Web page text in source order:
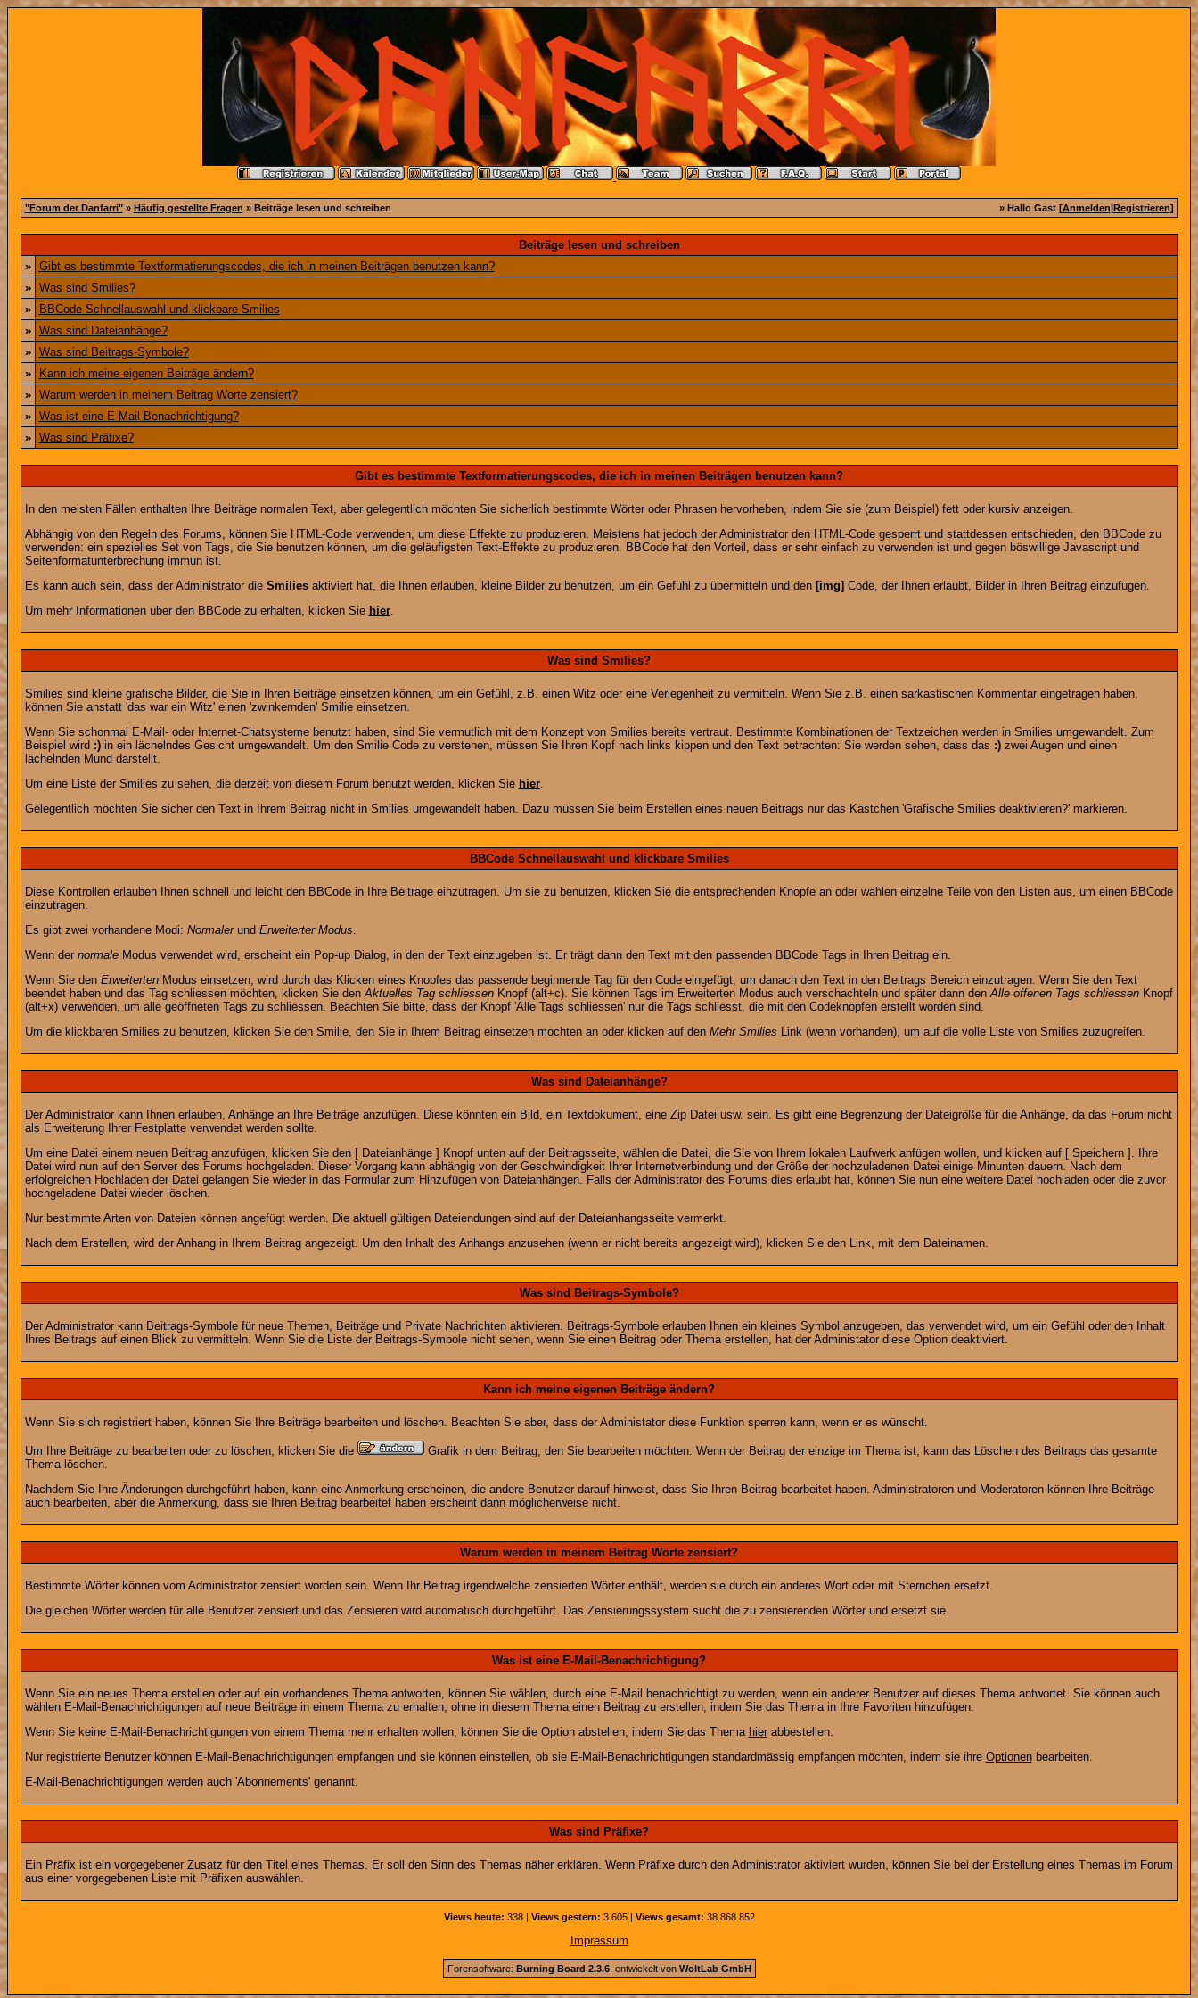
"Forum der Danfarri"» Häufig gestellte Fragen » Beiträge lesen und schreiben » Hallo Gast [Anmelden|Registrieren]
Beiträge lesen und schreiben
»
Gibt es bestimmte Textformatierungscodes, die ich in meinen Beiträgen benutzen kann?
»
Was sind Smilies?
»
BBCode Schnellauswahl und klickbare Smilies
»
Was sind Dateianhänge?
»
Was sind Beitrags-Symbole?
»
Kann ich meine eigenen Beiträge ändern?
»
Warum werden in meinem Beitrag Worte zensiert?
»
Was ist eine E-Mail-Benachrichtigung?
»
Was sind Präfixe?
Gibt es bestimmte Textformatierungscodes, die ich in meinen Beiträgen benutzen kann?
In den meisten Fällen enthalten Ihre Beiträge normalen Text, aber gelegentlich möchten Sie sicherlich bestimmte Wörter oder Phrasen hervorheben, indem Sie sie (zum Beispiel) fett oder kursiv anzeigen.
Abhängig von den Regeln des Forums, können Sie HTML-Code verwenden, um diese Effekte zu produzieren. Meistens hat jedoch der Administrator den HTML-Code gesperrt und stattdessen entschieden, den BBCode zu
verwenden: ein spezielles Set von Tags, die Sie benutzen können, um die geläufigsten Text-Effekte zu produzieren. BBCode hat den Vorteil, dass er sehr einfach zu verwenden ist und gegen böswillige Javascript und
Seitenformatunterbrechung immun ist.
Es kann auch sein, dass der Administrator die Smiliesaktiviert hat, die Ihnen erlauben, kleine Bilder zu benutzen, um ein Gefühl zu übermitteln und den [img] Code, der Ihnen erlaubt, Bilder in Ihren Beitrag einzufügen.
Um mehr Informationen über den BBCode zu erhalten, klicken Sie hier.
Was sind Smilies?
Smilies sind kleine grafische Bilder, die Sie in Ihren Beiträge einsetzen können, um ein Gefühl, z.B. einen Witz oder eine Verlegenheit zu vermitteln. Wenn Sie z.B. einen sarkastischen Kommentar eingetragen haben,
können Sie anstatt 'das war ein Witz' einen 'zwinkernden' Smilie einsetzen.
Wenn Sie schonmal E-Mail- oder Internet-Chatsysteme benutzt haben, sind Sie vermutlich mit dem Konzept von Smilies bereits vertraut. Bestimmte Kombinationen der Textzeichen werden in Smilies umgewandelt. Zum
Beispiel wird :)in ein lächelndes Gesicht umgewandelt. Um den Smilie Code zu verstehen, müssen Sie Ihren Kopf nach links kippen und den Text betrachten: Sie werden sehen, dass das :)zwei Augen und einen
lächelnden Mund darstellt.
Um eine Liste der Smilies zu sehen, die derzeit von diesem Forum benutzt werden, klicken Sie hier.
Gelegentlich möchten Sie sicher den Text in Ihrem Beitrag nicht in Smilies umgewandelt haben. Dazu müssen Sie beim Erstellen eines neuen Beitrags nur das Kästchen 'Grafische Smilies deaktivieren?' markieren.
BBCode Schnellauswahl und klickbare Smilies
Diese Kontrollen erlauben Ihnen schnell und leicht den BBCode in Ihre Beiträge einzutragen. Um sie zu benutzen, klicken Sie die entsprechenden Knöpfe an oder wählen einzelne Teile von den Listen aus, um einen BBCode
einzutragen.
Es gibt zwei vorhandene Modi: Normalerund Erweiterter Modus.
Wenn der normaleModus verwendet wird, erscheint ein Pop-up Dialog, in den der Text einzugeben ist. Er trägt dann den Text mit den passenden BBCode Tags in Ihren Beitrag ein.
Wenn Sie den ErweitertenModus einsetzen, wird durch das Klicken eines Knopfes das passende beginnende Tag für den Code eingefügt, um danach den Text in den Beitrags Bereich einzutragen. Wenn Sie den Text
beendet haben und das Tag schliessen möchten, klicken Sie denAktuelles Tag schliessenKnopf (alt+c). Sie können Tags im Erweiterten Modus auch verschachteln und später dann denAlle offenen Tags schliessenKnopf
(alt+x) verwenden, um alle geöffneten Tags zu schliessen. Beachten Sie bitte, dass der Knopf 'Alle Tags schliessen' nur die Tags schliesst, die mit den Codeknöpfen erstellt worden sind.
Um die klickbaren Smilies zu benutzen, klicken Sie den Smilie, den Sie in Ihrem Beitrag einsetzen möchten an oder klicken auf den Mehr Smilies Link (wenn vorhanden), um auf die volle Liste von Smilies zuzugreifen.
Was sind Dateianhänge?
Der Administrator kann Ihnen erlauben, Anhänge an Ihre Beiträge anzufügen. Diese könnten ein Bild, ein Textdokument, eine Zip Datei usw. sein. Es gibt eine Begrenzung der Dateigröße für die Anhänge, da das Forum nicht
als Erweiterung Ihrer Festplatte verwendet werden sollte.
Um eine Datei einem neuen Beitrag anzufügen, klicken Sie den [ Dateianhänge ] Knopf unten auf der Beitragsseite, wählen die Datei, die Sie von Ihrem lokalen Laufwerk anfügen wollen, und klicken auf [ Speichern ]. Ihre
Datei wird nun auf den Server des Forums hochgeladen. Dieser Vorgang kann abhängig von der Geschwindigkeit Ihrer Internetverbindung und der Größe der hochzuladenen Datei einige Minunten dauern. Nach dem
erfolgreichen Hochladen der Datei gelangen Sie wieder in das Formular zum Hinzufügen von Dateianhängen. Falls der Administrator des Forums dies erlaubt hat, können Sie nun eine weitere Datei hochladen oder die zuvor
hochgeladene Datei wieder löschen.
Nur bestimmte Arten von Dateien können angefügt werden. Die aktuell gültigen Dateiendungen sind auf der Dateianhangsseite vermerkt.
Nach dem Erstellen, wird der Anhang in Ihrem Beitrag angezeigt. Um den Inhalt des Anhangs anzusehen (wenn er nicht bereits angezeigt wird), klicken Sie den Link, mit dem Dateinamen.
Was sind Beitrags-Symbole?
Der Administrator kann Beitrags-Symbole für neue Themen, Beiträge und Private Nachrichten aktivieren. Beitrags-Symbole erlauben Ihnen ein kleines Symbol anzugeben, das verwendet wird, um ein Gefühl oder den Inhalt
Ihres Beitrags auf einen Blick zu vermitteln. Wenn Sie die Liste der Beitrags-Symbole nicht sehen, wenn Sie einen Beitrag oder Thema erstellen, hat der Administator diese Option deaktiviert.
Kann ich meine eigenen Beiträge ändern?
Wenn Sie sich registriert haben, können Sie Ihre Beiträge bearbeiten und löschen. Beachten Sie aber, dass der Administator diese Funktion sperren kann, wenn er es wünscht.
Um Ihre Beiträge zu bearbeiten oder zu löschen, klicken Sie die
Grafik in dem Beitrag, den Sie bearbeiten möchten. Wenn der Beitrag der einzige im Thema ist, kann das Löschen des Beitrags das gesamte
Thema löschen.
Nachdem Sie Ihre Änderungen durchgeführt haben, kann eine Anmerkung erscheinen, die andere Benutzer darauf hinweist, dass Sie Ihren Beitrag bearbeitet haben. Administratoren und Moderatoren können Ihre Beiträge
auch bearbeiten, aber die Anmerkung, dass sie Ihren Beitrag bearbeitet haben erscheint dann möglicherweise nicht.
Warum werden in meinem Beitrag Worte zensiert?
Bestimmte Wörter können vom Administrator zensiert worden sein. Wenn Ihr Beitrag irgendwelche zensierten Wörter enthält, werden sie durch ein anderes Wort oder mit Sternchen ersetzt.
Die gleichen Wörter werden für alle Benutzer zensiert und das Zensieren wird automatisch durchgeführt. Das Zensierungssystem sucht die zu zensierenden Wörter und ersetzt sie.
Was ist eine E-Mail-Benachrichtigung?
Wenn Sie ein neues Thema erstellen oder auf ein vorhandenes Thema antworten, können Sie wählen, durch eine E-Mail benachrichtigt zu werden, wenn ein anderer Benutzer auf dieses Thema antwortet. Sie können auch
wählen E-Mail-Benachrichtigungen auf neue Beiträge in einem Thema zu erhalten, ohne in diesem Thema einen Beitrag zu erstellen, indem Sie das Thema in Ihre Favoriten hinzufügen.
Wenn Sie keine E-Mail-Benachrichtigungen von einem Thema mehr erhalten wollen, können Sie die Option abstellen, indem Sie das Thema hierabbestellen.
Nur registrierte Benutzer können E-Mail-Benachrichtigungen empfangen und sie können einstellen, ob sie E-Mail-Benachrichtigungen standardmässig empfangen möchten, indem sie ihre Optionenbearbeiten.
E-Mail-Benachrichtigungen werden auch 'Abonnements' genannt.
Was sind Präfixe?
Ein Präfix ist ein vorgegebener Zusatz für den Titel eines Themas. Er soll den Sinn des Themas näher erklären. Wenn Präfixe durch den Administrator aktiviert wurden, können Sie bei der Erstellung eines Themas im Forum
aus einer vorgegebenen Liste mit Präfixen auswählen.
Views heute: 338 | Views gestern: 3.605 | Views gesamt: 38.868.852
Impressum
Forensoftware: Burning Board 2.3.6, entwickelt von WoltLab GmbH